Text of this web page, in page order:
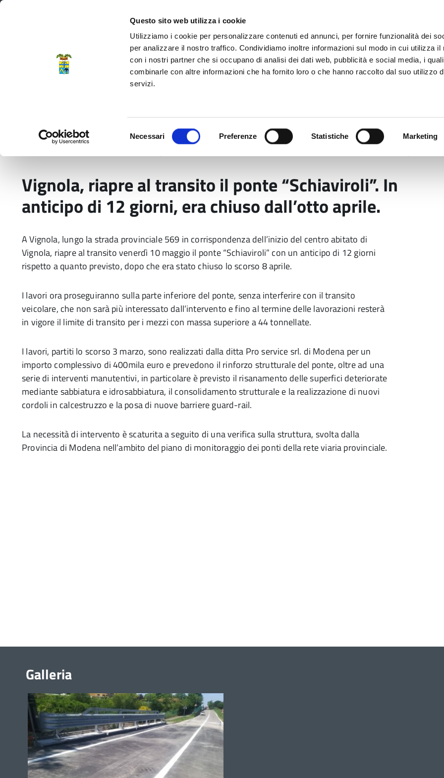
Questo sito web utilizza i cookie
Utilizziamo i cookie per personalizzare contenuti ed annunci, per fornire funzionalità dei
per analizzare il nostro traffico. Condividiamo inoltre informazioni sul modo in cui utilizza il
con i nostri partner che si occupano di analisi dei dati web, pubblicità e social media, i
combinarle con altre informazioni che ha fornito loro o che hanno raccolto dal suo utilizzo
servizi.
Necessari Preferenze Statistiche Marketing
Provincia di Modena
Vignola, riapre al transito il ponte “Schiaviroli”. In
anticipo di 12 giorni, era chiuso dall’otto aprile.
A Vignola, lungo la strada provinciale 569 in corrispondenza dell’inizio del centro abitato di
Vignola, riapre al transito venerdì 10 maggio il ponte “Schiaviroli” con un anticipo di 12 giorni
rispetto a quanto previsto, dopo che era stato chiuso lo scorso 8 aprile.
I lavori ora proseguiranno sulla parte inferiore del ponte, senza interferire con il transito
veicolare, che non sarà più interessato dall’intervento e fino al termine delle lavorazioni resterà
in vigore il limite di transito per i mezzi con massa superiore a 44 tonnellate.
I lavori, partiti lo scorso 3 marzo, sono realizzati dalla ditta Pro service srl. di Modena per un
importo complessivo di 400mila euro e prevedono il rinforzo strutturale del ponte, oltre ad una
serie di interventi manutentivi, in particolare è previsto il risanamento delle superfici deteriorate
mediante sabbiatura e idrosabbiatura, il consolidamento strutturale e la realizzazione di nuovi
cordoli in calcestruzzo e la posa di nuove barriere guard-rail.
La necessità di intervento è scaturita a seguito di una verifica sulla struttura, svolta dalla
Provincia di Modena nell’ambito del piano di monitoraggio dei ponti della rete viaria provinciale.
Galleria